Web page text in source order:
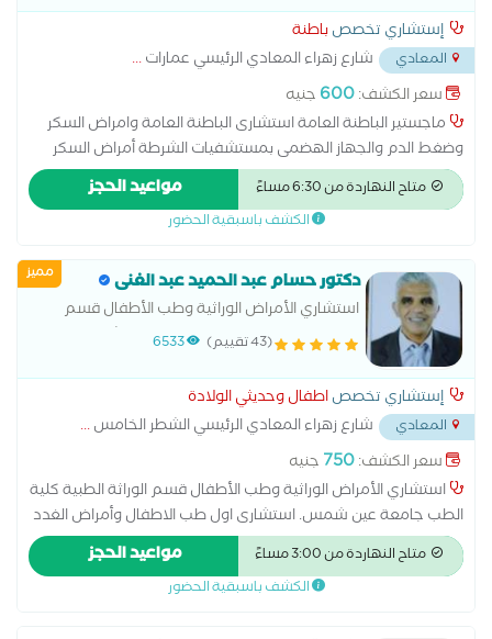
إستشاري تخصصباطنة
المعادي شارع زهراء المعادي الرئيسي عمارات...
سعر الكشف:600 جنيه
ماجستير الباطنة العامة استشارى الباطنة العامة وامراض السكر
وضغط الدم والجهاز الهضمى بمستشفيات الشرطة أمراض السكر
والغدة الدرقية أمراض الجهاز الهضمي والقولون علاج ارتفاع ضغط
الدم والكوليسترول علاج السكر النوع الأول والنوع الثاني سونار البطن
متاح النهاردة من 6:30 مساءً مواعيد الحجز
الكشف باسبقية الحضور
مميز دكتور حسام عبد الحميد عبد الغنى
استشاري الأمراض الوراثية وطب الأطفال قسم
الوراثة الطبية كلية الطب جامعة عين شمس.
(43 تقييم) 6533
إستشاري تخصصاطفال وحديثي الولادة
المعادي شارع زهراء المعادي الرئيسي الشطر الخامس...
سعر الكشف:750 جنيه
استشاري الأمراض الوراثية وطب الأطفال قسم الوراثة الطبية كلية
الطب جامعة عين شمس. استشارى اول طب الاطفال وأمراض الغدد
الصماء والسكر للاطفال وحديثى الولادة طب عين شمس مناظرة
حالات داون وذوى الاحتياجات الخاصة متابعة النمو الجسدي كشف
متاح النهاردة من 3:00 مساءً مواعيد الحجز
الكشف باسبقية الحضور